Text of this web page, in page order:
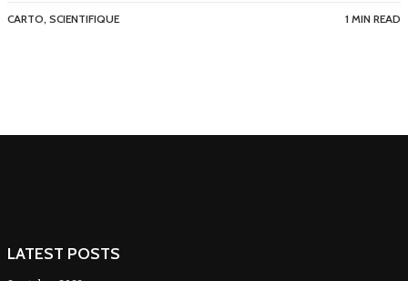
CARTO, SCIENTIFIQUE 1 MIN READ
LATEST POSTS